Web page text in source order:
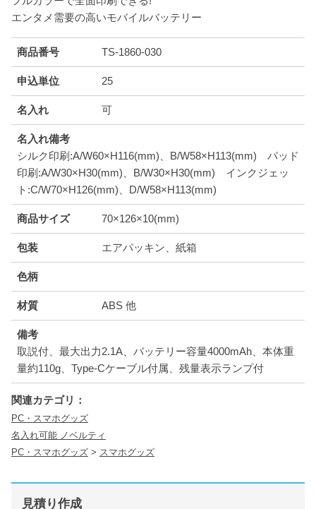
エンタメ需要の高いモバイルバッテリー
商品番号 TS-1860-030
申込単位 25
名入れ 可
名入れ備考
シルク印刷:A/W60×H116(mm)、B/W58×H113(mm) パッド
印刷:A/W30×H30(mm)、B/W30×H30(mm) インクジェッ
ト:C/W70×H126(mm)、D/W58×H113(mm)
商品サイズ 70×126×10(mm)
包装 エアパッキン、紙箱
色柄
材質 ABS 他
備考
取説付、最大出力2.1A、バッテリー容量4000mAh、本体重
量約110g、Type-Cケーブル付属、残量表示ランプ付
関連カテゴリ：
PC・スマホグッズ
名入れ可能 ノベルティ
PC・スマホグッズ > スマホグッズ
見積り作成